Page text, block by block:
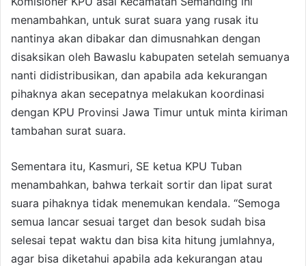
menambahkan, untuk surat suara yang rusak itu
nantinya akan dibakar dan dimusnahkan dengan
disaksikan oleh Bawaslu kabupaten setelah semuanya
nanti didistribusikan, dan apabila ada kekurangan
pihaknya akan secepatnya melakukan koordinasi
dengan KPU Provinsi Jawa Timur untuk minta kiriman
tambahan surat suara.
Sementara itu, Kasmuri, SE ketua KPU Tuban
menambahkan, bahwa terkait sortir dan lipat surat
suara pihaknya tidak menemukan kendala. “Semoga
semua lancar sesuai target dan besok sudah bisa
selesai tepat waktu dan bisa kita hitung jumlahnya,
agar bisa diketahui apabila ada kekurangan atau